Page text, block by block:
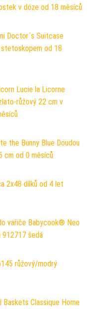
v dóze od 18 měsíců
Doctor´s Suitcase
od 18
Lucie la Licorne
růžový 22 cm v
the Bunny Blue Doudou
cm od 0 měsíců
2x48 dílků od 4 let
vařiče Babycook® Neo
912717 šedá
růžový/modrý
Baskets Classique Home